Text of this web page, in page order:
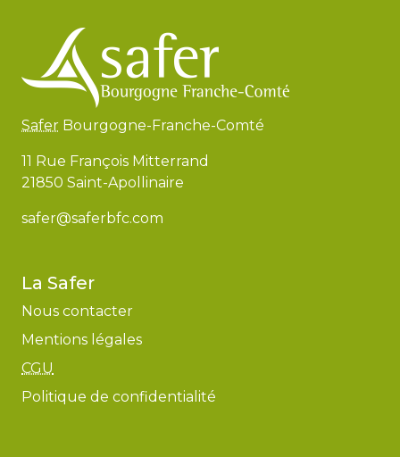
Safer Bourgogne-Franche-Comté
11 Rue François Mitterrand
21850 Saint-Apollinaire
safer@saferbfc.com
La Safer
Nous contacter
Mentions légales
CGU
Politique de confidentialité